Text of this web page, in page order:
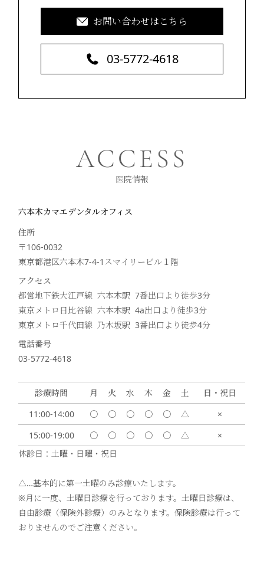
お問い合わせはこちら
03-5772-4618
ACCESS
医院情報
六本木カマエデンタルオフィス
住所
〒106-0032
東京都港区六本木7-4-1スマイリービル１階
アクセス
都営地下鉄大江戸線 六本木駅 7番出口より徒歩3分
東京メトロ日比谷線 六本木駅 4a出口より徒歩3分
東京メトロ千代田線 乃木坂駅 3番出口より徒歩4分
電話番号
03-5772-4618
診療時間 月 火 水 木 金 土
日・祝日
11:00-14:00
〇 〇 〇 〇 〇 △
×
15:00-19:00
〇 〇 〇 〇 〇 △
×
休診日：土曜・日曜・祝日
△…基本的に第一土曜のみ診療いたします。
※月に一度、土曜日診療を行っております。土曜日診療は、
自由診療（保険外診療）のみとなります。保険診療は行って
おりませんのでご注意ください。